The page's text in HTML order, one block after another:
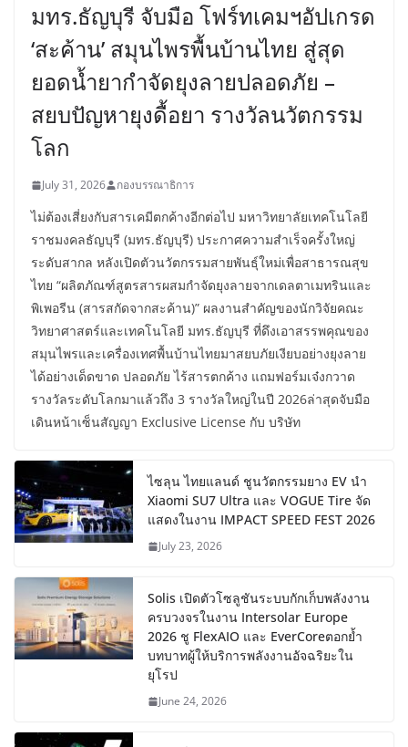
มทร.ธัญบุรี จับมือ โฟร์ทเคมฯอัปเกรด
‘สะค้าน’ สมุนไพรพื้นบ้านไทย สู่สุด
ยอดน้ำยากำจัดยุงลายปลอดภัย –
สยบปัญหายุงดื้อยา รางวัลนวัตกรรม
โลก
July 31, 2026 กองบรรณาธิการ
ไม่ต้องเสี่ยงกับสารเคมีตกค้างอีกต่อไป มหาวิทยาลัยเทคโนโลยี
ราชมงคลธัญบุรี (มทร.ธัญบุรี) ประกาศความสำเร็จครั้งใหญ่
ระดับสากล หลังเปิดตัวนวัตกรรมสายพันธุ์ใหม่เพื่อสาธารณสุข
ไทย “ผลิตภัณฑ์สูตรสารผสมกำจัดยุงลายจากเดลตาเมทรินและ
พิเพอรีน (สารสกัดจากสะค้าน)” ผลงานสำคัญของนักวิจัยคณะ
วิทยาศาสตร์และเทคโนโลยี มทร.ธัญบุรี ที่ดึงเอาสรรพคุณของ
สมุนไพรและเครื่องเทศพื้นบ้านไทยมาสยบภัยเงียบอย่างยุงลาย
ได้อย่างเด็ดขาด ปลอดภัย ไร้สารตกค้าง แถมฟอร์มเจ๋งกวาด
รางวัลระดับโลกมาแล้วถึง 3 รางวัลใหญ่ในปี 2026ล่าสุดจับมือ
เดินหน้าเซ็นสัญญา Exclusive License กับ บริษัท
ไซลุน ไทยแลนด์ ชูนวัตกรรมยาง EV นำ
Xiaomi SU7 Ultra และ VOGUE Tire จัด
แสดงในงาน IMPACT SPEED FEST 2026
July 23, 2026
Solis เปิดตัวโซลูชันระบบกักเก็บพลังงาน
ครบวงจรในงาน Intersolar Europe
2026 ชู FlexAIO และ EverCoreตอกย้ำ
บทบาทผู้ให้บริการพลังงานอัจฉริยะใน
ยุโรป
June 24, 2026